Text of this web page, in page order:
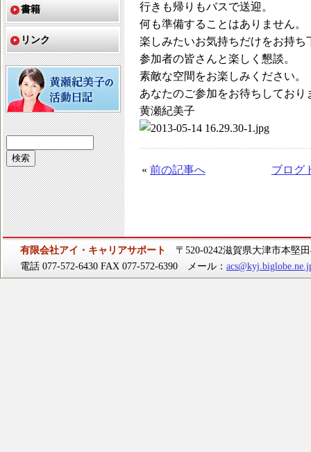
行きも帰りもバスで送迎。
何も準備することはありません。
楽しみたいお気持ちだけをお持ち
参加者の皆さんと楽しく懇談。
素敵な空間をお楽しみください。
あなたのご参加をお待ちしており
黄瀬紀美子
« 前の記事へ ブログ
書籍
リンク
有限会社アイ・キャリアサポート
〒520-0242滋賀県大津市本堅
電話 077-572-6430 FAX 077-572-6390 メール：